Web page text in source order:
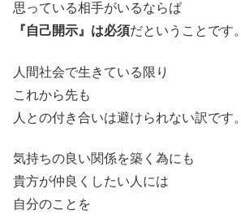
思っている相手がいるならば
『自己開示』は必須だということです。
人間社会で生きている限り
これから先も
人との付き合いは避けられない訳です。
気持ちの良い関係を築く為にも
貴方が仲良くしたい人には
自分のことを